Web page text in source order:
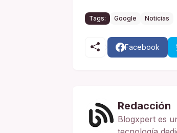
Tags: Google Noticias
Facebook
Redacción
Blogxpert es